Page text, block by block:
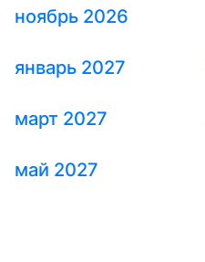
ноябрь 2026
январь 2027
март 2027
май 2027